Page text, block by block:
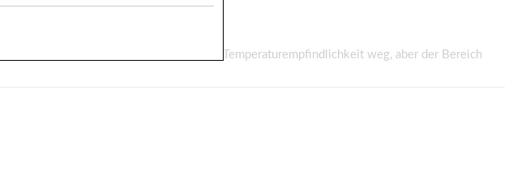
Zahnbereich abdecke. Dann ist die Temperaturempfindlichkeit weg, aber der Bereich